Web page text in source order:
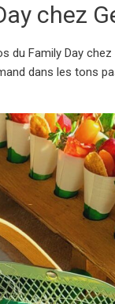
chez
Family Day chez
dans les tons